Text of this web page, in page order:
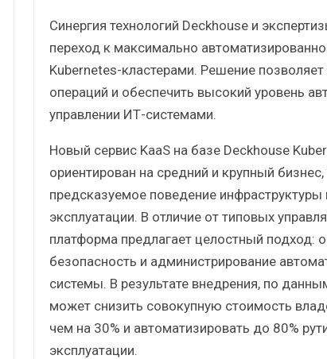
Синергия технологий Deckhouse и
переход к максимально
Kubernetes-кластерами. Решение
операций и обеспечить высокий уровень
управлении ИТ-системами.
Новый сервис KaaS на базе Deckhouse
ориентирован на средний и крупный
предсказуемое поведение инфраструктуры
эксплуатации. В отличие от типовых
платформа предлагает целостный подход:
безопасность и администрирование
системы. В результате внедрения, по
может снизить совокупную стоимость
чем на 30% и автоматизировать до 80%
эксплуатации.